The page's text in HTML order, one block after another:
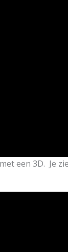
een 3D. Je